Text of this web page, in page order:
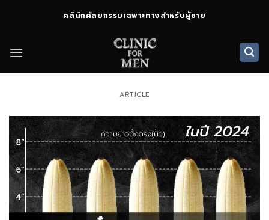
เนื้อหา
คลินิกศัลยกรรมเฉพาะทางสำหรับผู้ชาย
ARTICLE